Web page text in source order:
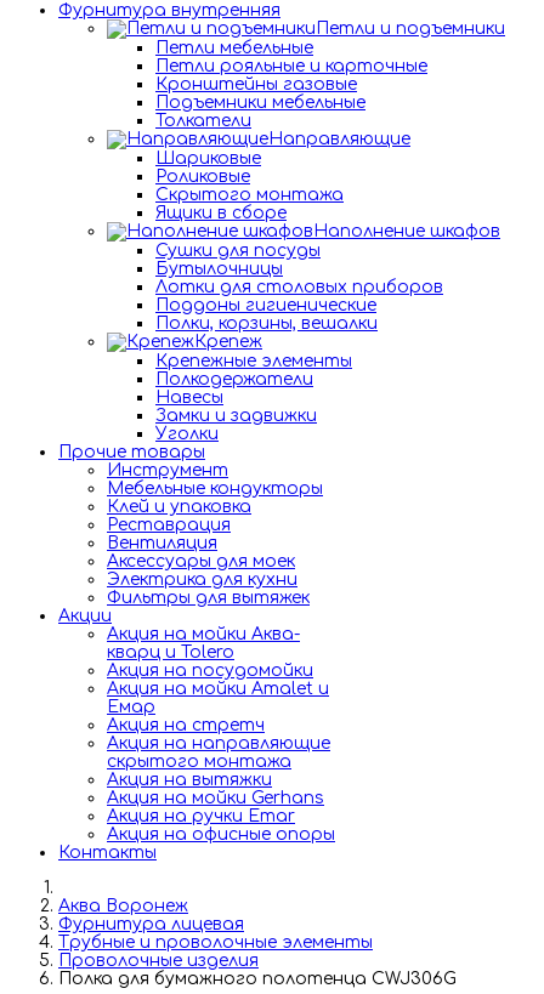
Фурнитура внутренняя
Петли и подъемники
Петли мебельные
Петли рояльные и карточные
Кронштейны газовые
Подъемники мебельные
Толкатели
Направляющие
Шариковые
Роликовые
Скрытого монтажа
Ящики в сборе
Наполнение шкафов
Сушки для посуды
Бутылочницы
Лотки для столовых приборов
Поддоны гигиенические
Полки, корзины, вешалки
Крепеж
Крепежные элементы
Полкодержатели
Навесы
Замки и задвижки
Уголки
Прочие товары
Инструмент
Мебельные кондукторы
Клей и упаковка
Реставрация
Вентиляция
Аксессуары для моек
Электрика для кухни
Фильтры для вытяжек
Акции
Акция на мойки Аква-
кварц и Tolero
Акция на посудомойки
Акция на мойки Amalet и
Емар
Акция на стретч
Акция на направляющие
скрытого монтажа
Акция на вытяжки
Акция на мойки Gerhans
Акция на ручки Emar
Акция на офисные опоры
Контакты
Аква Воронеж
Фурнитура лицевая
Трубные и проволочные элементы
Проволочные изделия
Полка для бумажного полотенца CWJ306G